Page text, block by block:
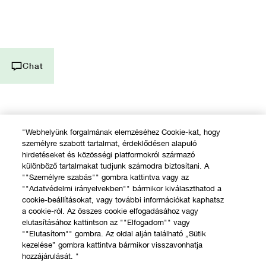
Chat
"Webhelyünk forgalmának elemzéséhez Cookie-kat, hogy
személyre szabott tartalmat, érdeklődésen alapuló
hirdetéseket és közösségi platformokról származó
különböző tartalmakat tudjunk számodra biztosítani. A
""Személyre szabás"" gombra kattintva vagy az
""Adatvédelmi irányelvekben"" bármikor kiválaszthatod a
cookie-beállításokat, vagy további információkat kaphatsz
a cookie-ról. Az összes cookie elfogadásához vagy
elutasításához kattintson az ""Elfogadom"" vagy
""Elutasítom"" gombra. Az oldal alján található „Sütik
kezelése” gombra kattintva bármikor visszavonhatja
hozzájárulását. "